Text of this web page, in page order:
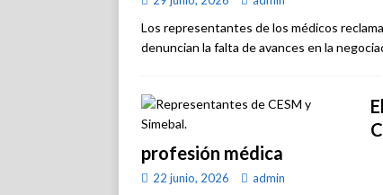
Los representantes de los médicos
denuncian la falta de avances en la
profesión médica
22 junio, 2026 admin